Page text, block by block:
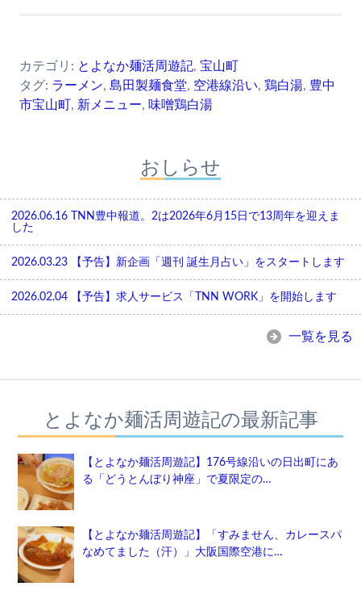
カテゴリ: とよなか麺活周遊記, 宝山町
タグ: ラーメン, 島田製麺食堂, 空港線沿い, 鶏白湯, 豊中
市宝山町 , 新メニュー, 味噌鶏白湯
おしらせ
2026.06.16
TNN豊中報道。2は2026年6月15日で13周年を迎えま
した
2026.03.23 【予告】新企画「週刊 誕生月占い」をスタートします
2026.02.04 【予告】求人サービス「TNN WORK」を開始します
一覧を見る
とよなか麺活周遊記の最新記事
【とよなか麺活周遊記】176号線沿いの日出町にあ
る「どうとんぼり神座」で夏限定の…
【とよなか麺活周遊記】「すみません、カレースパ
なめてました（汗）」大阪国際空港に…